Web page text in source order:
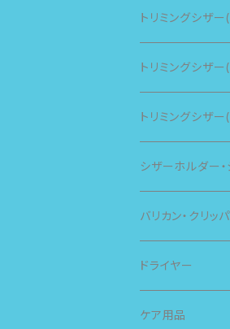
トリミングシザー(
トリミングシザー
トリミングシザ
シザーホルダー
バリカン・クリッ
スピー
スライヴ
ドライヤー
ケア用品